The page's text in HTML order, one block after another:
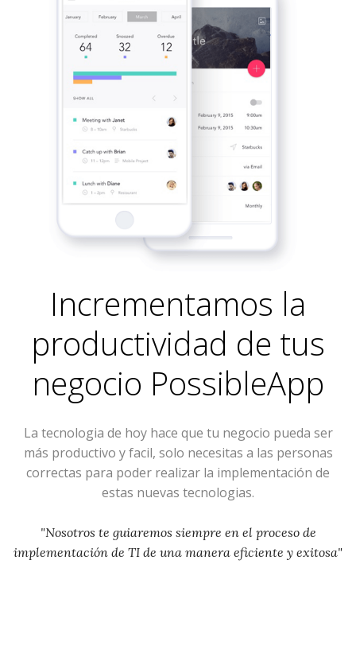
Incrementamos la
productividad de tus
negocio PossibleApp
La tecnologia de hoy hace que tu negocio pueda ser
más productivo y facil, solo necesitas a las personas
correctas para poder realizar la implementación de
estas nuevas tecnologias.
"Nosotros te guiaremos siempre en el proceso de
implementación de TI de una manera eficiente y exitosa"